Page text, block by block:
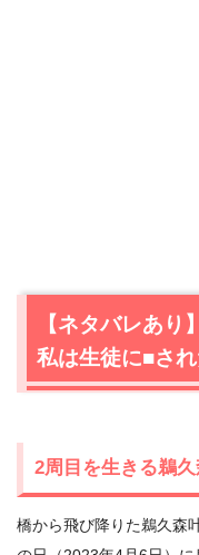
【ネタバレあり
私は生徒に■さ
2周目を生きる鵜久
橋から飛び降りた鵜久森